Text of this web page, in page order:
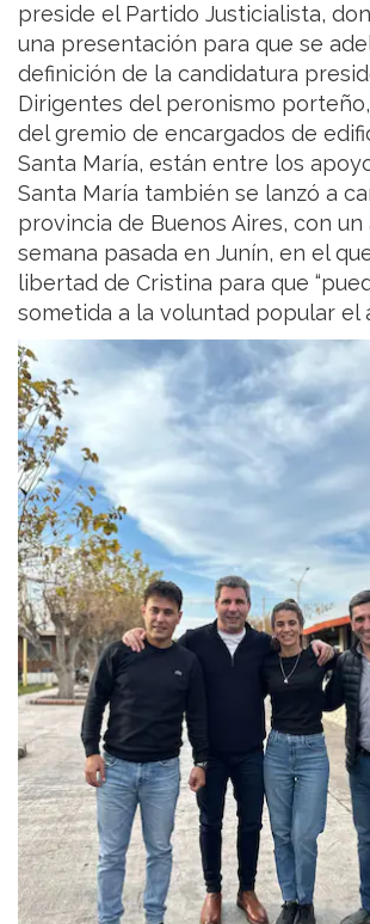
preside el Partido Justicialista,
una presentación para que se
definición de la candidatura
Dirigentes del peronismo
del gremio de encargados de
Santa María, están entre los
Santa María también se lanzó a
provincia de Buenos Aires, con un
semana pasada en Junín, en el
libertad de Cristina para que
sometida a la voluntad popular el